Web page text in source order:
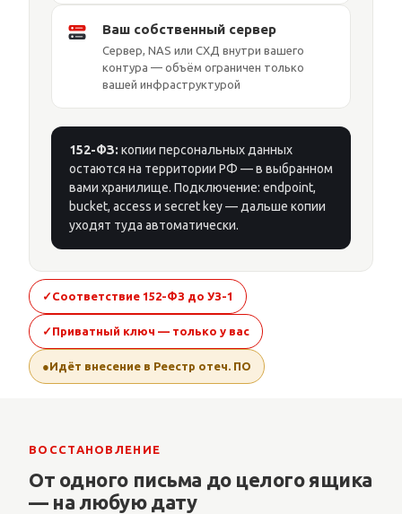
Ваш собственный сервер
Сервер, NAS или СХД внутри вашего
контура — объём ограничен только
вашей инфраструктурой
152-ФЗ: копии персональных данных
остаются на территории РФ — в выбранном
вами хранилище. Подключение: endpoint,
bucket, access и secret key — дальше копии
уходят туда автоматически.
Соответствие 152-ФЗ до УЗ-1
Приватный ключ — только у вас
Идёт внесение в Реестр отеч. ПО
ВОССТАНОВЛЕНИЕ
От одного письма до целого ящика
— на любую дату